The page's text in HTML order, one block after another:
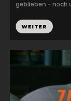
geblieben - noch
WEITER